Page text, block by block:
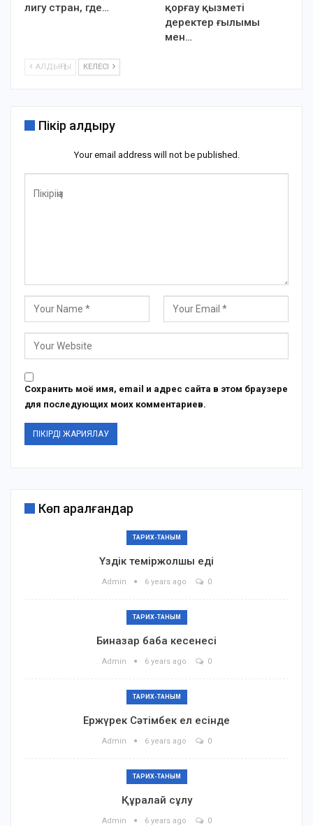
лигу стран, где…
қорғау қызметі
деректер ғылымы
мен…
АЛДЫҢҒЫ КЕЛЕСІ
Пікір қалдыру
Your email address will not be published.
Сохранить моё имя, email и адрес сайта в этом браузере
для последующих моих комментариев.
Көп қаралғандар
ТАРИХ-ТАНЫМ
Үздік теміржолшы еді
Admin 6 years ago 0
ТАРИХ-ТАНЫМ
Биназар баба кесенесі
Admin 6 years ago 0
ТАРИХ-ТАНЫМ
Ержүрек Сәтімбек ел есінде
Admin 6 years ago 0
ТАРИХ-ТАНЫМ
Құралай сұлу
Admin 6 years ago 0